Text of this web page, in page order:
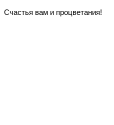
Счастья вам и процветания!